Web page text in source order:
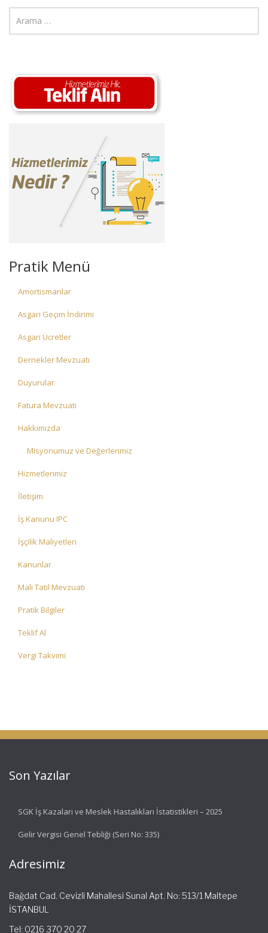
Pratik Menü
Amortismanlar
Asgari Geçim İndirimi
Asgari Ücretler
Dernekler Mevzuatı
Duyurular
Fatura Mevzuatı
Hakkımızda
Misyonumuz ve Değerlerimiz
Hizmetlerimiz
İletişim
İş Kanunu IPC
İşçilik Maliyetleri
Kanunlar
Mali Tatil Mevzuatı
Pratik Bilgiler
Teklif Al
Vergi Takvimi
Son Yazılar
SGK İş Kazaları ve Meslek Hastalıkları İstatistikleri – 2025
Gelir Vergisi Genel Tebliği (Seri No: 335)
Adresimiz
Bağdat Cad. Cevizli Mahallesi Sunal Apt. No: 513/1 Maltepe
İSTANBUL
Tel: 0216 370 20 27